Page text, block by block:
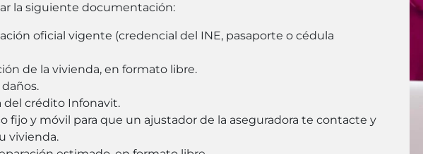
la siguiente documentación:
oficial vigente (credencial del INE, pasaporte o cédula
de la vivienda, en formato libre.
del crédito Infonavit.
fijo y móvil para que un ajustador de la aseguradora te contacte y
vivienda.